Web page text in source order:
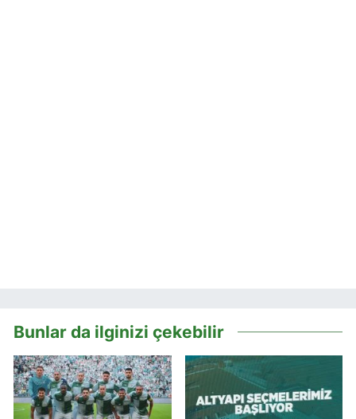
Bunlar da ilginizi çekebilir